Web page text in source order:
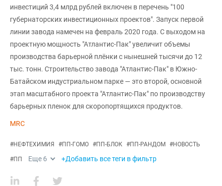
инвестиций 3,4 млрд рублей включен в перечень "100
губернаторских инвестиционных проектов". Запуск первой
линии завода намечен на февраль 2020 года. С выходом на
проектную мощность "Атлантис-Пак" увеличит объемы
производства барьерной плёнки с нынешней тысячи до 12
тыс. тонн. Строительство завода "Атлантис-Пак" в Южно-
Батайском индустриальном парке — это второй, основной
этап масштабного проекта "Атлантис-Пак" по производству
барьерных пленок для скоропортящихся продуктов.
MRC
#НЕФТЕХИМИЯ #ПП-ГОМО #ПП-БЛОК #ПП-РАНДОМ #НОВОСТЬ
#ПП Еще 6 +Добавить все теги в фильтр